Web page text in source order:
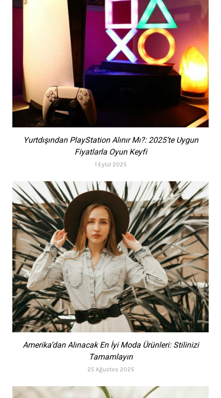
Yurtdışından PlayStation Alınır Mı?: 2025’te Uygun
Fiyatlarla Oyun Keyfi
1 Eylül 2025
Amerika’dan Alınacak En İyi Moda Ürünleri: Stilinizi
Tamamlayın
25 Ağustos 2025